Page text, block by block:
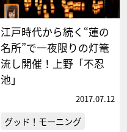
江戸時代から続く“蓮の
名所”で一夜限りの灯篭
流し開催！上野「不忍
池」
2017.07.12
グッド！モーニング